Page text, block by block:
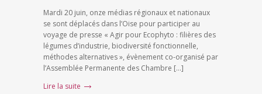
Mardi 20 juin, onze médias régionaux et nationaux
se sont déplacés dans l’Oise pour participer au
voyage de presse « Agir pour Ecophyto : filières des
légumes d’industrie, biodiversité fonctionnelle,
méthodes alternatives », évènement co-organisé par
l’Assemblée Permanente des Chambre […]
Lire la suite